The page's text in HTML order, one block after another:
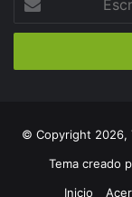
correo
© Copyright 2026,
Tema creado
Inicio